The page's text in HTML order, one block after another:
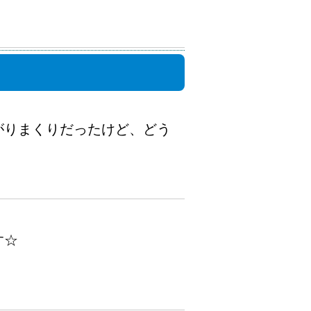
まくりだったけど、どう
☆